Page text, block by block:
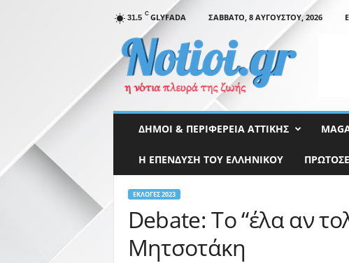
31.5 C GLYFADA ΣΆΒΒΑΤΟ, 8 ΑΥΓΟΎΣΤΟΥ, 2026
t
ΔΉΜΟΙ & ΠΕΡΙΦΈΡΕΙΑ ΑΤΤΙΚΉΣ
Η ΕΠΕΝΔΥΣΗ ΤΟΥ ΕΛΛΗΝΙΚΟΥ
ΕΚΛΟΓΈΣ 2023
Debate: Το “έλα αν
Μητσοτάκη